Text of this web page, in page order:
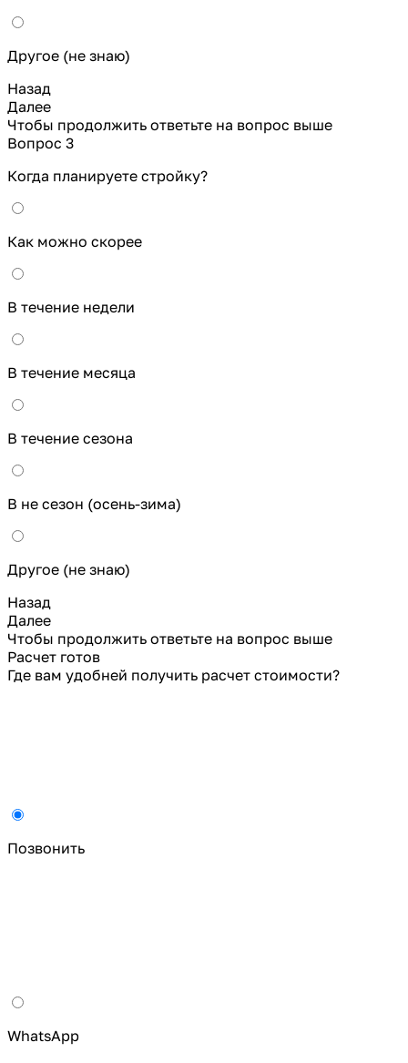
Другое (не знаю)
Назад
Далее
Чтобы продолжить ответьте на вопрос выше
Вопрос 3
Когда планируете стройку?
Как можно скорее
В течение недели
В течение месяца
В течение сезона
В не сезон (осень-зима)
Другое (не знаю)
Назад
Далее
Чтобы продолжить ответьте на вопрос выше
Расчет готов
Где вам удобней получить расчет стоимости?
Позвонить
WhatsApp